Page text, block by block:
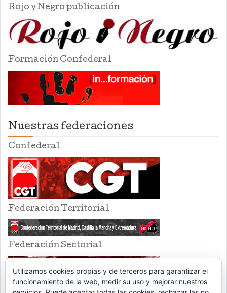
Rojo y Negro publicación
Formación Confederal
Nuestras federaciones
Confederal
Federación Territorial
Federación Sectorial
Utilizamos cookies propias y de terceros para garantizar el
funcionamiento de la web, medir su uso y mejorar nuestros